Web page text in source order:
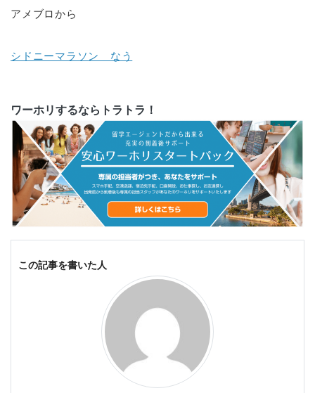
アメブロから
シドニーマラソン なう
ワーホリするならトラトラ！
この記事を書いた人